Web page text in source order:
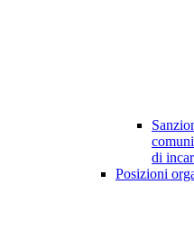
di
Posizioni